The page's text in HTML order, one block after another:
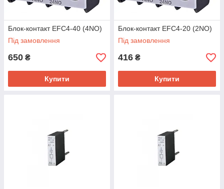
Блок-контакт EFC4-40 (4NO)
Під замовлення
650 ₴
Купити
Блок-контакт EFC4-20 (2NO)
Під замовлення
416 ₴
Купити